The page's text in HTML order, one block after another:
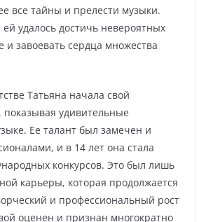
все тайны и прелести музыки.
ей удалось достичь невероятных
и завоевать сердца множества
Татьяна начала свой
показывая удивительные
Ее талант был замечен и
и в 14 лет она стала
конкурсов. Это был лишь
карьеры, которая продолжается
и профессиональный рост
оценен и признан многократно